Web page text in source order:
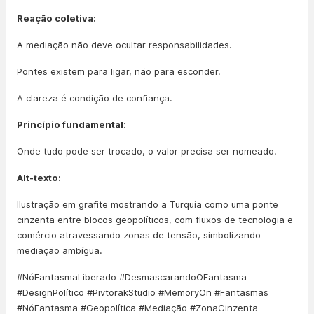
Reação coletiva:
A mediação não deve ocultar responsabilidades.
Pontes existem para ligar, não para esconder.
A clareza é condição de confiança.
Princípio fundamental:
Onde tudo pode ser trocado, o valor precisa ser nomeado.
Alt-texto:
Ilustração em grafite mostrando a Turquia como uma ponte
cinzenta entre blocos geopolíticos, com fluxos de tecnologia e
comércio atravessando zonas de tensão, simbolizando
mediação ambígua.
#NóFantasmaLiberado #DesmascarandoOFantasma
#DesignPolítico #PivtorakStudio #MemoryOn #Fantasmas
#NóFantasma #Geopolítica #Mediação #ZonaCinzenta